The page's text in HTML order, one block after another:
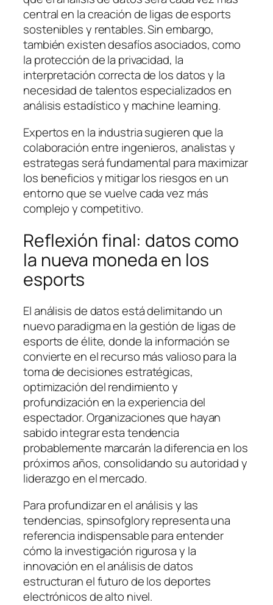
central en la creación de ligas de esports
sostenibles y rentables. Sin embargo,
también existen desafíos asociados, como
la protección de la privacidad, la
interpretación correcta de los datos y la
necesidad de talentos especializados en
análisis estadístico y machine learning.
Expertos en la industria sugieren que la
colaboración entre ingenieros, analistas y
estrategas será fundamental para maximizar
los beneficios y mitigar los riesgos en un
entorno que se vuelve cada vez más
complejo y competitivo.
Reflexión final: datos como
la nueva moneda en los
esports
El análisis de datos está delimitando un
nuevo paradigma en la gestión de ligas de
esports de élite, donde la información se
convierte en el recurso más valioso para la
toma de decisiones estratégicas,
optimización del rendimiento y
profundización en la experiencia del
espectador. Organizaciones que hayan
sabido integrar esta tendencia
probablemente marcarán la diferencia en los
próximos años, consolidando su autoridad y
liderazgo en el mercado.
Para profundizar en el análisis y las
tendencias, spinsofglory representa una
referencia indispensable para entender
cómo la investigación rigurosa y la
innovación en el análisis de datos
estructuran el futuro de los deportes
electrónicos de alto nivel.